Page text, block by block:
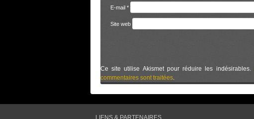
E-mail *
Site web
Ce site utilise Akismet pour réduire les indésirables.
commentaires sont traitées.
LIENS & PARTENAIRES